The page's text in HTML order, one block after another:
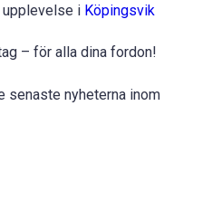
i Köpingsvik
– för alla dina fordon!
senaste nyheterna inom